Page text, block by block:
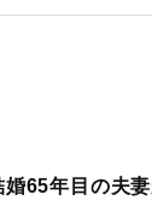
65年目の夫